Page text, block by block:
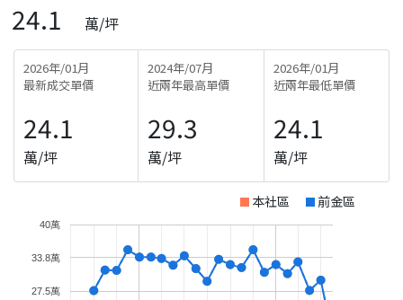
24.1 萬/坪
2026年/01月
最新成交單價
24.1
萬/坪
2024年/07月
近兩年最高單價
29.3
萬/坪
2026年/01月
近兩年最低單價
24.1
萬/坪
本社區 前金區
27.5萬
33.8萬
40萬